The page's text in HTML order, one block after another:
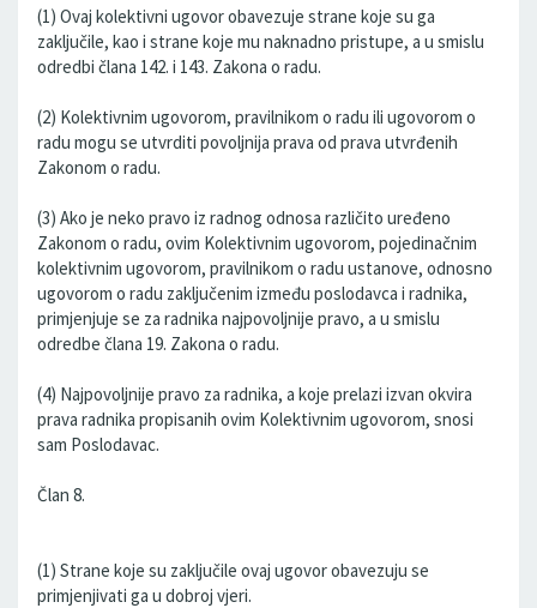
(1) Ovaj kolektivni ugovor obavezuje strane koje su ga
zaključile, kao i strane koje mu naknadno pristupe, a u smislu
odredbi člana 142. i 143. Zakona o radu.
(2) Kolektivnim ugovorom, pravilnikom o radu ili ugovorom o
radu mogu se utvrditi povoljnija prava od prava utvrđenih
Zakonom o radu.
(3) Ako je neko pravo iz radnog odnosa različito uređeno
Zakonom o radu, ovim Kolektivnim ugovorom, pojedinačnim
kolektivnim ugovorom, pravilnikom o radu ustanove, odnosno
ugovorom o radu zaključenim između poslodavca i radnika,
primjenjuje se za radnika najpovoljnije pravo, a u smislu
odredbe člana 19. Zakona o radu.
(4) Najpovoljnije pravo za radnika, a koje prelazi izvan okvira
prava radnika propisanih ovim Kolektivnim ugovorom, snosi
sam Poslodavac.
Član 8.
(1) Strane koje su zaključile ovaj ugovor obavezuju se
primjenjivati ga u dobroj vjeri.